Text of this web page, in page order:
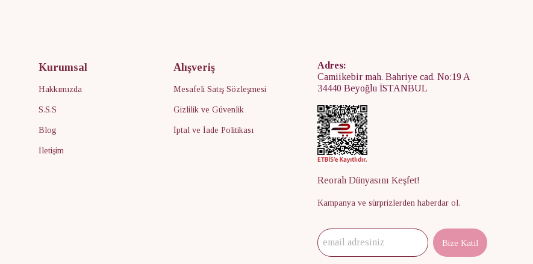
Kurumsal
Hakkımızda
S.S.S
Blog
İletişim
Alışveriş
Mesafeli Satış Sözleşmesi
Gizlilik ve Güvenlik
İptal ve İade Politikası
Adres:
Camiikebir mah. Bahriye cad. No:19 A
34440 Beyoğlu İSTANBUL
Reorah Dünyasını Keşfet!
Kampanya ve sürprizlerden haberdar ol.
Bize Katıl